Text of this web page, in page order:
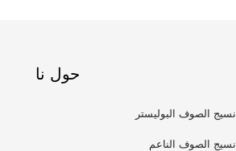
نسيج الصوف البوليستر
نسيج الصوف الناعم
حول نا